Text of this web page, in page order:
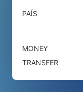
PAÍS
MONEY
TRANSFER